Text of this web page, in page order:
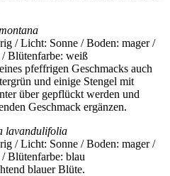
/ Licht: Sonne / Boden: mager /
Blütenfarbe: weiß
pfeffrigen Geschmacks auch
und einige Stengel mit
über gepflückt werden und
Geschmack ergänzen.
lavandulifolia
/ Licht: Sonne / Boden: mager /
Blütenfarbe: blau
blauer Blüte.